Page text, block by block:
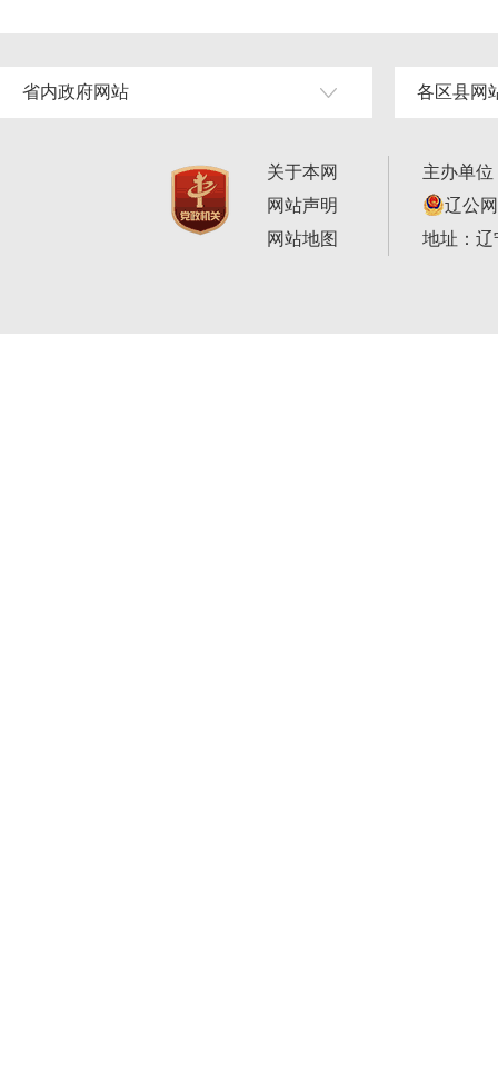
省内政府网站 各区县网
关于本网
网站声明
网站地图
主办单
辽公
地址：辽